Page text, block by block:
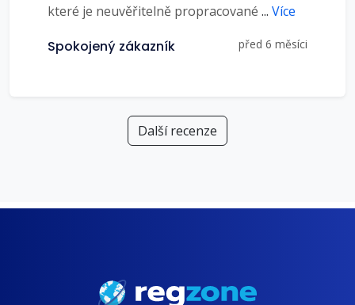
které je neuvěřitelně propracované ... Více
Spokojený zákazník před 6 měsíci
Další recenze